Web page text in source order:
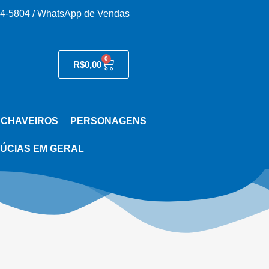
5804 / WhatsApp de Vendas
R$0,00
0
PERSONAGENS
EM GERAL